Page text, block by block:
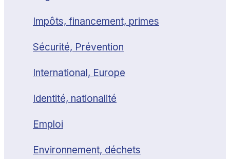
Impôts, financement, primes
Sécurité, Prévention
International, Europe
Identité, nationalité
Emploi
Environnement, déchets